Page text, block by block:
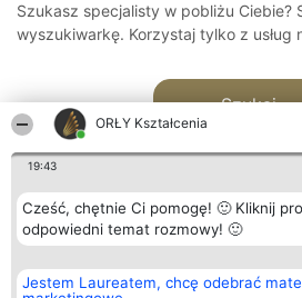
ORŁY Kształcenia
19:43
Cześć, chętnie Ci pomogę! 🙂 Kliknij
odpowiedni temat rozmowy! 🙂
Jestem Laureatem, chcę odebrać
Szukasz specjalisty w pobliżu Ciebie?
wyszukiwarkę. Korzystaj tylko z usług
Szukaj
Organizator plebiscytu
Bright Side Solutions sp. z o.
Plebiscyt
Laureaci